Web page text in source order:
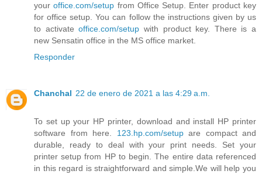
youroffice.com/setup from Office Setup. Enter product key
for office setup. You can follow the instructions given by us
to activateoffice.com/setup with product key. There is a
new Sensatin office in the MS office market.
Responder
Chanchal 22 de enero de 2021 a las 4:29 a.m.
To set up your HP printer, download and install HP printer
software from here. 123.hp.com/setupare compact and
durable, ready to deal with your print needs. Set your
printer setup from HP to begin. The entire data referenced
in this regard is straightforward and simple.We will help you